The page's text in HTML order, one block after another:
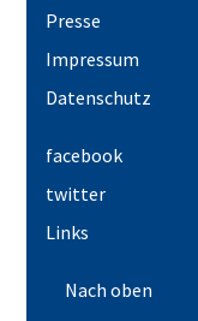
Presse
Impressum
Datenschutz
facebook
twitter
Links
Nach oben